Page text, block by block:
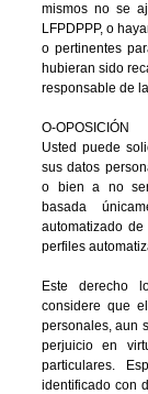
mismos no se
LFPDPPP, o
o pertinentes
hubieran sido
responsable de
O-OPOSICIÓN
Usted puede
sus datos
o bien a no
basada
automatizado
perfiles
Este derecho
considere que
personales, aun
perjuicio en
particulares.
identificado con